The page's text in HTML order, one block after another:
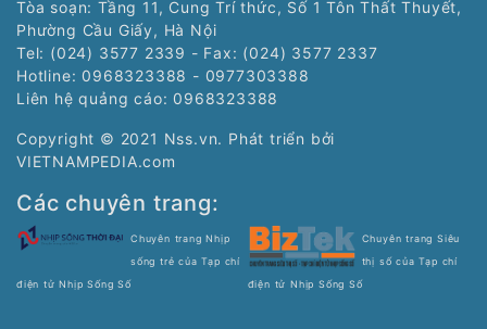
Tòa soạn: Tầng 11, Cung Trí thức, Số 1 Tôn Thất Thuyết,
Phường Cầu Giấy, Hà Nội
Tel: (024) 3577 2339 - Fax: (024) 3577 2337
Hotline: 0968323388 - 0977303388
Liên hệ quảng cáo: 0968323388
Copyright © 2021 Nss.vn. Phát triển bởi
VIETNAMPEDIA.com
Các chuyên trang:
Chuyên trang Nhịp
sống trẻ của Tạp chí
điện tử Nhịp Sống Số
Chuyên trang Siêu
thị số của Tạp chí
điện tử Nhịp Sống Số